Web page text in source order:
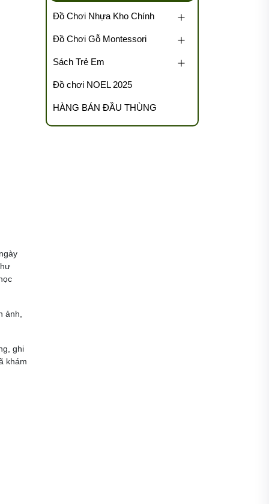
ảnh,
ghi
khám
văn
Đồ Chơi Nhựa Kho Chính
Đồ Chơi Gỗ Montessori
Sách Trẻ Em
Đồ chơi NOEL 2025
HÀNG BÁN ĐẦU THÙNG